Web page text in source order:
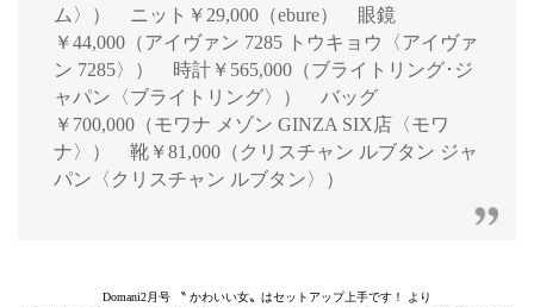
ム〉） ニット￥29,000（ebure） 眼鏡
￥44,000（アイヴァン 7285 トウキョウ〈アイヴァ
ン 7285〉） 時計￥565,000（ブライトリング･ジ
ャパン〈ブライトリング〉） バッグ
￥700,000（モワナ メゾン GINZA SIX店〈モワ
ナ〉） 靴￥81,000（クリスチャン ルブタン ジャ
パン〈クリスチャン ルブタン〉）
Domani2月号 〝 かわいい女〟はセットアップ上手です！ より